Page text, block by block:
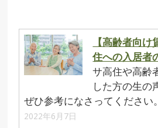
【高齢者向
住への入居者
サ高住や高齢
した方の生の
ぜひ参考になさってください。
2022年6月7日